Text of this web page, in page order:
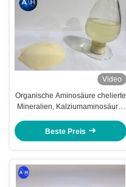
Video
Organische Aminosäure chelierte
Mineralien, Kalziumaminosäure-
Beste Preis